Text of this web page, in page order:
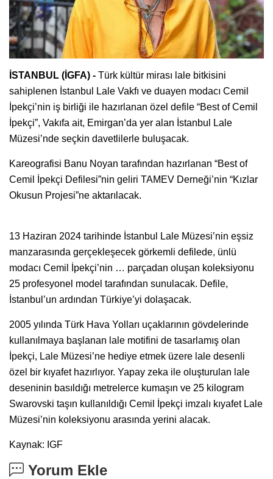
İSTANBUL (İGFA) - Türk kültür mirası lale bitkisini
sahiplenen İstanbul Lale Vakfı ve duayen modacı Cemil
İpekçi’nin iş birliği ile hazırlanan özel defile “Best of Cemil
İpekçi”, Vakıfa ait, Emirgan’da yer alan İstanbul Lale
Müzesi’nde seçkin davetlilerle buluşacak.
Kareografisi Banu Noyan tarafından hazırlanan “Best of
Cemil İpekçi Defilesi”nin geliri TAMEV Derneği’nin “Kızlar
Okusun Projesi”ne aktarılacak.
13 Haziran 2024 tarihinde İstanbul Lale Müzesi’nin eşsiz
manzarasında gerçekleşecek görkemli defilede, ünlü
modacı Cemil İpekçi’nin … parçadan oluşan koleksiyonu
25 profesyonel model tarafından sunulacak. Defile,
İstanbul’un ardından Türkiye’yi dolaşacak.
2005 yılında Türk Hava Yolları uçaklarının gövdelerinde
kullanılmaya başlanan lale motifini de tasarlamış olan
İpekçi, Lale Müzesi’ne hediye etmek üzere lale desenli
özel bir kıyafet hazırlıyor. Yapay zeka ile oluşturulan lale
deseninin basıldığı metrelerce kumaşın ve 25 kilogram
Swarovski taşın kullanıldığı Cemil İpekçi imzalı kıyafet Lale
Müzesi’nin koleksiyonu arasında yerini alacak.
Kaynak: IGF
Yorum Ekle